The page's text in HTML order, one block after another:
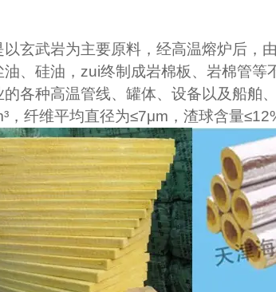
以玄武岩为主要原料，经高温熔炉后，
油、硅油，zui终制成岩棉板、岩棉管
的各种高温管线、罐体、设备以及船舶
³，纤维平均直径为≤7μm ，渣球含量≤